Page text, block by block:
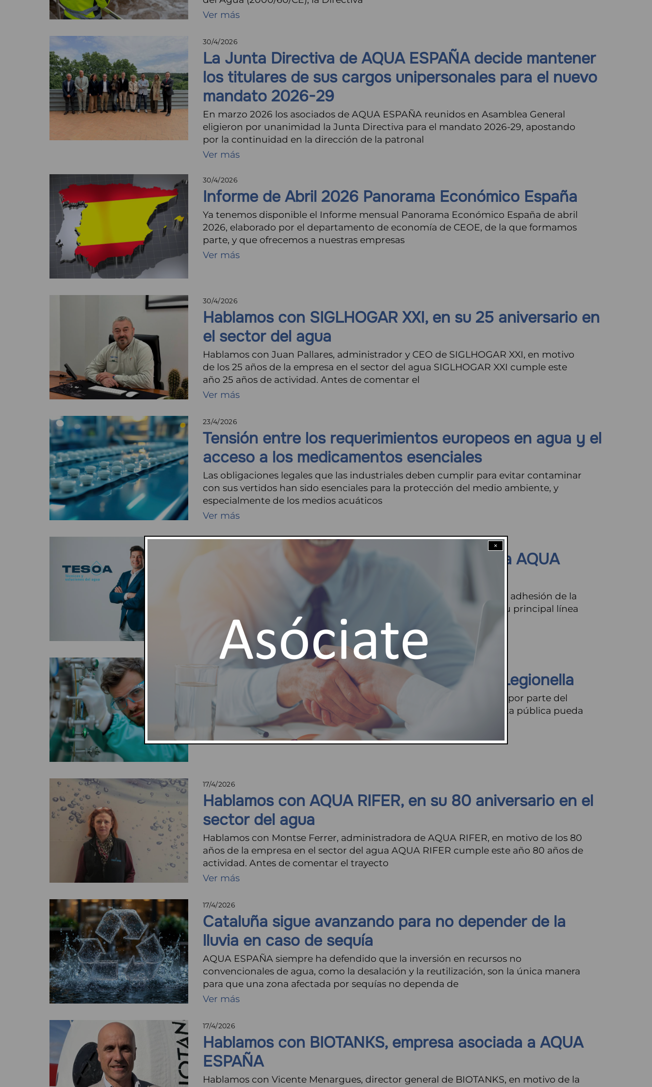
Ver más
30/4/2026
La Junta Directiva de AQUA ESPAÑA decide mantener
los titulares de sus cargos unipersonales para el nuevo
mandato 2026-29
En marzo 2026 los asociados de AQUA ESPAÑA reunidos en Asamblea General
eligieron por unanimidad la Junta Directiva para el mandato 2026-29, apostando
por la continuidad en la dirección de la patronal
Ver más
30/4/2026
Informe de Abril 2026 Panorama Económico España
Ya tenemos disponible el Informe mensual Panorama Económico España de abril
2026, elaborado por el departamento de economía de CEOE, de la que formamos
parte, y que ofrecemos a nuestras empresas
Ver más
30/4/2026
Hablamos con SIGLHOGAR XXI, en su 25 aniversario en
el sector del agua
Hablamos con Juan Pallares, administrador y CEO de SIGLHOGAR XXI, en motivo
de los 25 años de la empresa en el sector del agua SIGLHOGAR XXI cumple este
año 25 años de actividad. Antes de comentar el
Ver más
23/4/2026
Tensión entre los requerimientos europeos en agua y el
acceso a los medicamentos esenciales
Las obligaciones legales que las industriales deben cumplir para evitar contaminar
con sus vertidos han sido esenciales para la protección del medio ambiente, y
especialmente de los medios acuáticos
Ver más
Hablamos con TESOA, empresa asociada a AQUA
Hablamos con Carlos Martínez, gerente de TESOA, en motivo de la adhesión de la
empresa a AQUA ESPAÑA. ¿Cuál es la actividad de su empresa y su principal línea
de negocio? Somos una empresa
Ver más
17/4/2026
Fase final para la Norma UNE 100030 de Legionella
La nueva Norma 100030:2026 entra en su fase final de aprobación por parte del
plenario del CTN 100 de UNE, y se espera que el proceso de consulta pública pueda
realizarse en junio. Este momento es el
Ver más
17/4/2026
Hablamos con AQUA RIFER, en su 80 aniversario en el
sector del agua
Hablamos con Montse Ferrer, administradora de AQUA RIFER, en motivo de los 80
años de la empresa en el sector del agua AQUA RIFER cumple este año 80 años de
actividad. Antes de comentar el trayecto
Ver más
17/4/2026
Cataluña sigue avanzando para no depender de la
lluvia en caso de sequía
AQUA ESPAÑA siempre ha defendido que la inversión en recursos no
convencionales de agua, como la desalación y la reutilización, son la única manera
para que una zona afectada por sequías no dependa de
Ver más
17/4/2026
Hablamos con BIOTANKS, empresa asociada a AQUA
ESPAÑA
Hablamos con Vicente Menargues, director general de BIOTANKS, en motivo de la
×